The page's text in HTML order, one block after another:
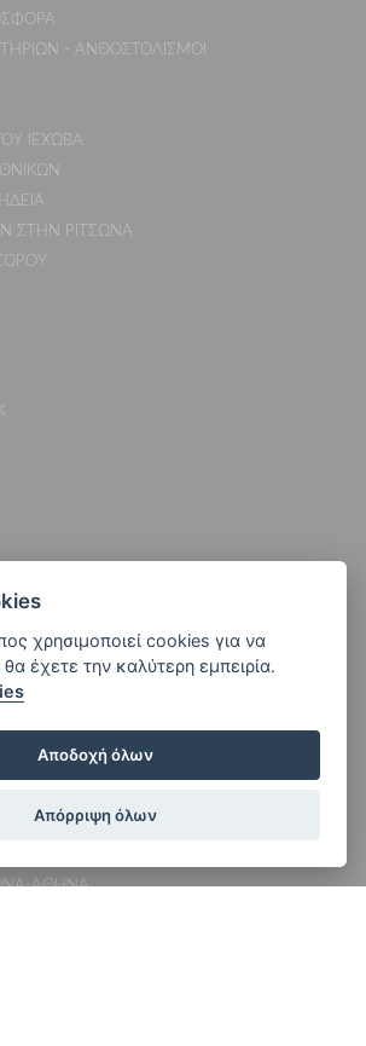
- ΑΝΘΟΣΤΟΛΙΣΜΟΙ
ΙΕΧΩΒΑ
ΣΤΗΝ ΡΙΤΣΩΝΑ
Κηδείας
Εφαρμογή
ΤΕΛΕΤΕΣ ΚΑΖΑΝΤΖΟΓΛΟΥ
ΑΘΗΝΑ
χρησιμοποιεί cookies για να
θα έχετε την καλύτερη εμπειρία.
Αποδοχή όλων
Απόρριψη όλων